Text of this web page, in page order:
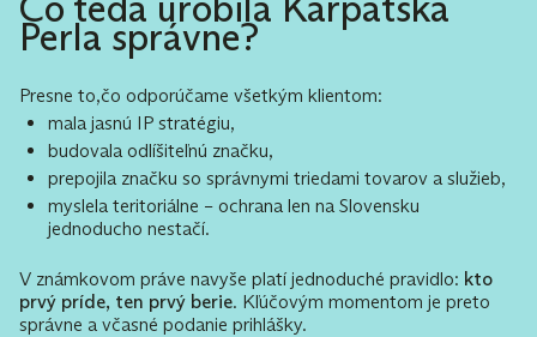
Perla správne?
Presne to,čo odporúčame všetkým klientom:
mala jasnú IP stratégiu,
budovala odlíšiteľnú značku,
prepojila značku so správnymi triedami tovarov a služieb,
myslela teritoriálne – ochrana len na Slovensku
jednoducho nestačí.
V známkovom práve navyše platí jednoduché pravidlo: kto
prvý príde, ten prvý berie. Kľúčovým momentom je preto
správne a včasné podanie prihlášky.